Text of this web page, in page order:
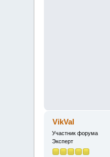
VikVal
Участник форума
Эксперт